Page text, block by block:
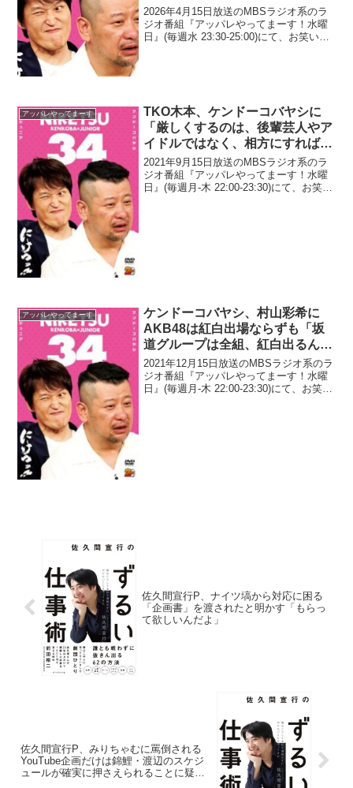
ッコミ「土下座とか、今フジテレ
ビ困ると思う(笑)」
2026年4月15日放送のMBSラジオ系のラ
ジオ番組『アッパレやってまーす！水曜
日』(毎週水 23:30-25:00)にて、お笑い芸
アッパレやってまーす
TKO木本、ケンドーコバヤシに
「厳しくするのは、後輩芸人やア
イドルではなく、相方にすればよ
かった」と言われて「それは返す
言葉ないです」
2021年9月15日放送のMBSラジオ系のラ
ジオ番組『アッパレやってまーす！水曜
日』(毎週月-木 22:00-23:30)にて、お笑い
アッパレやってまーす
ケンドーコバヤシ、村山彩希に
AKB48は紅白出場ならずも「坂
道グループは全組、紅白出るんで
したっけ？」と発言
2021年12月15日放送のMBSラジオ系のラ
ジオ番組『アッパレやってまーす！水曜
日』(毎週月-木 22:00-23:30)にて、お笑い
佐久間宣行P、ナイツ塙から対応に困る
「企画書」を渡されたと明かす「もらっ
て欲しいんだよ」
佐久間宣行P、みりちゃむに罵倒される
YouTube企画だけは錦鯉・渡辺のスケジ
ュールが確実に押さえられることに疑問